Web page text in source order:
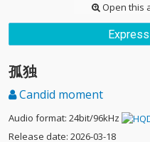
Open this
孤独
Candid moment
Audio format: 24bit/96kHz
Release date: 2026-03-18